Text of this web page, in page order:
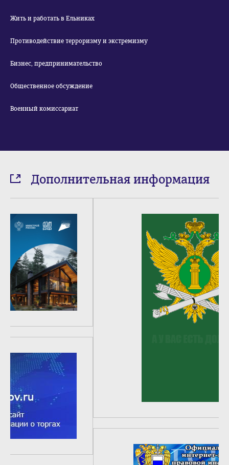
Жить и работать в Ельниках
Противодействие терроризму и экстремизму
Бизнес, предпринимательство
Общественное обсуждение
Военный комиссариат
Дополнительная информация